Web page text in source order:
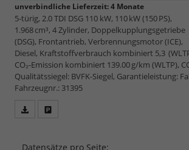
unverbindliche Lieferzeit:4 Monate
5-türig, 2.0 TDI DSG 110 kW, 110 kW (150 PS),
1.968 cm³, 4 Zylinder, Doppelkupplungsgetriebe
(DSG), Frontantrieb, Verbrennungsmotor (ICE),
Diesel, Kraftstoffverbrauch kombiniert 5,3
CO₂-Emission kombiniert 139.00 g/km (WLTP),
Qualitätssiegel: BVFK-Siegel, Garantieleistung:
Fahrzeugnr.: 31395
Datensätze pro Seite: